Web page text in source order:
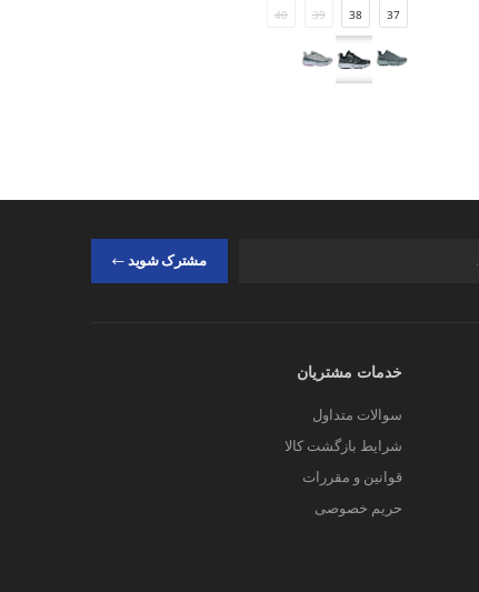
37
38
39
40
مشترک شوید
خدمات مشتریان
سوالات متداول
شرایط بازگشت کالا
قوانین و مقررات
حریم خصوصی